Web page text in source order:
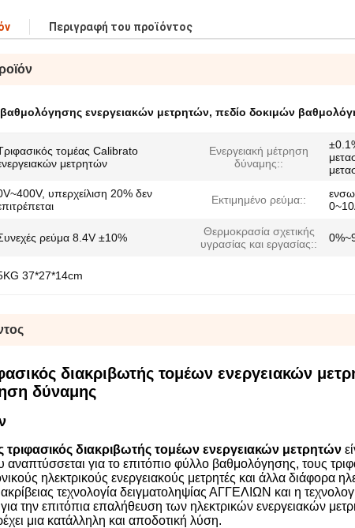
Περιγραφή του προϊόντος
ενεργειακών μετρητών, πεδίο δοκιμών
τομέας Calibrato
μετρητών
Ενεργειακή μέτρηση
δύναμης::
υπερχείλιση 20% δεν
Εκτιμημένο ρεύμα::
ρεύμα 8.4V ±10%
Θερμοκρασία σχετικής
υγρασίας και εργασίας::
37*27*14cm
διακριβωτής τομέων ενεργειακών
δύναμης
διακριβωτής τομέων ενεργειακών μετρητών
αναπτύσσεται για το επιτόπιο φύλλο βαθμολόγησης, τους
ηλεκτρικούς ενεργειακούς μετρητές και άλλα διάφορα
τεχνολογία δειγματοληψίας ΑΓΓΕΛΙΩΝ και η
την επιτόπια επαλήθευση των ηλεκτρικών ενεργειακών
μια κατάλληλη και αποδοτική λύση.